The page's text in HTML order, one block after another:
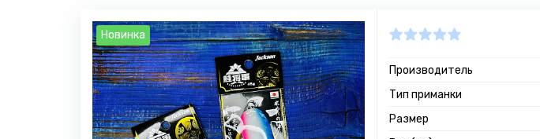
Новинка
Производитель
Тип приманки
Размер